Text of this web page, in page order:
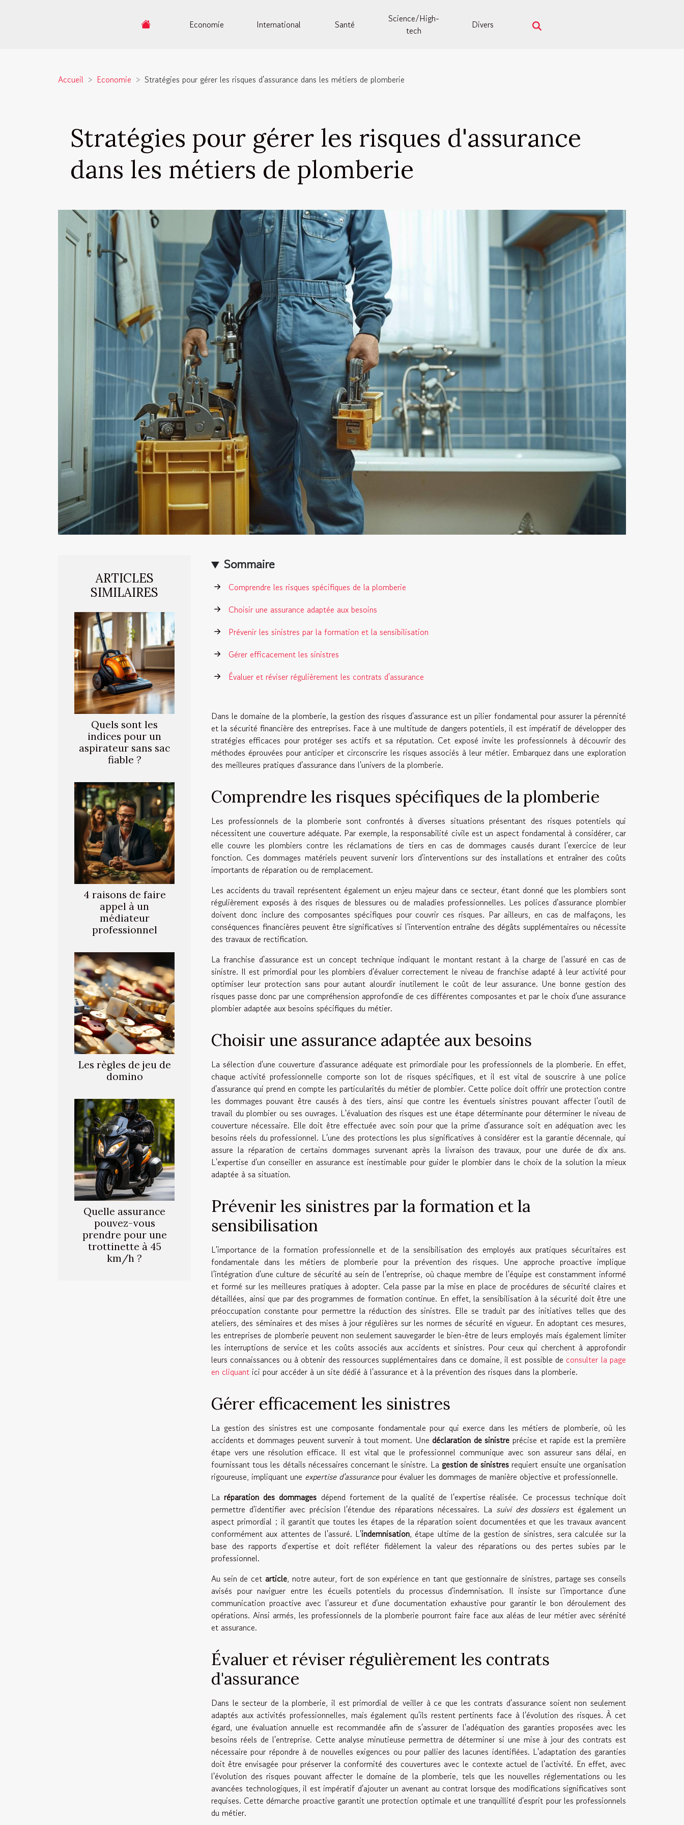
Economie International Santé
Science/High-
tech
Divers
Accueil Economie Stratégies pour gérer les risques d'assurance dans les métiers de plomberie
Stratégies pour gérer les risques d'assurance
dans les métiers de plomberie
ARTICLES
SIMILAIRES
Quels sont les
indices pour un
aspirateur sans sac
fiable ?
4 raisons de faire
appel à un
médiateur
professionnel
Les règles de jeu de
domino
Quelle assurance
pouvez-vous
prendre pour une
trottinette à 45
km/h ?
Sommaire
Comprendre les risques spécifiques de la plomberie
Choisir une assurance adaptée aux besoins
Prévenir les sinistres par la formation et la sensibilisation
Gérer efficacement les sinistres
Évaluer et réviser régulièrement les contrats d'assurance
Dans le domaine de la plomberie, la gestion des risques d'assurance est un pilier fondamental pour assurer la pérennité
et la sécurité financière des entreprises. Face à une multitude de dangers potentiels, il est impératif de développer des
stratégies efficaces pour protéger ses actifs et sa réputation. Cet exposé invite les professionnels à découvrir des
méthodes éprouvées pour anticiper et circonscrire les risques associés à leur métier. Embarquez dans une exploration
des meilleures pratiques d'assurance dans l'univers de la plomberie.
Comprendre les risques spécifiques de la plomberie
Les professionnels de la plomberie sont confrontés à diverses situations présentant des risques potentiels qui
nécessitent une couverture adéquate. Par exemple, la responsabilité civile est un aspect fondamental à considérer, car
elle couvre les plombiers contre les réclamations de tiers en cas de dommages causés durant l'exercice de leur
fonction. Ces dommages matériels peuvent survenir lors d'interventions sur des installations et entraîner des coûts
importants de réparation ou de remplacement.
Les accidents du travail représentent également un enjeu majeur dans ce secteur, étant donné que les plombiers sont
régulièrement exposés à des risques de blessures ou de maladies professionnelles. Les polices d'assurance plombier
doivent donc inclure des composantes spécifiques pour couvrir ces risques. Par ailleurs, en cas de malfaçons, les
conséquences financières peuvent être significatives si l'intervention entraîne des dégâts supplémentaires ou nécessite
des travaux de rectification.
La franchise d'assurance est un concept technique indiquant le montant restant à la charge de l'assuré en cas de
sinistre. Il est primordial pour les plombiers d'évaluer correctement le niveau de franchise adapté à leur activité pour
optimiser leur protection sans pour autant alourdir inutilement le coût de leur assurance. Une bonne gestion des
risques passe donc par une compréhension approfondie de ces différentes composantes et par le choix d'une assurance
plombier adaptée aux besoins spécifiques du métier.
Choisir une assurance adaptée aux besoins
La sélection d'une couverture d'assurance adéquate est primordiale pour les professionnels de la plomberie. En effet,
chaque activité professionnelle comporte son lot de risques spécifiques, et il est vital de souscrire à une police
d'assurance qui prend en compte les particularités du métier de plombier. Cette police doit offrir une protection contre
les dommages pouvant être causés à des tiers, ainsi que contre les éventuels sinistres pouvant affecter l'outil de
travail du plombier ou ses ouvrages. L'évaluation des risques est une étape déterminante pour déterminer le niveau de
couverture nécessaire. Elle doit être effectuée avec soin pour que la prime d'assurance soit en adéquation avec les
besoins réels du professionnel. L'une des protections les plus significatives à considérer est la garantie décennale, qui
assure la réparation de certains dommages survenant après la livraison des travaux, pour une durée de dix ans.
L'expertise d'un conseiller en assurance est inestimable pour guider le plombier dans le choix de la solution la mieux
adaptée à sa situation.
Prévenir les sinistres par la formation et la
sensibilisation
L'importance de la formation professionnelle et de la sensibilisation des employés aux pratiques sécuritaires est
fondamentale dans les métiers de plomberie pour la prévention des risques. Une approche proactive implique
l'intégration d'une culture de sécurité au sein de l'entreprise, où chaque membre de l'équipe est constamment informé
et formé sur les meilleures pratiques à adopter. Cela passe par la mise en place de procédures de sécurité claires et
détaillées, ainsi que par des programmes de formation continue. En effet, la sensibilisation à la sécurité doit être une
préoccupation constante pour permettre la réduction des sinistres. Elle se traduit par des initiatives telles que des
ateliers, des séminaires et des mises à jour régulières sur les normes de sécurité en vigueur. En adoptant ces mesures,
les entreprises de plomberie peuvent non seulement sauvegarder le bien-être de leurs employés mais également limiter
les interruptions de service et les coûts associés aux accidents et sinistres. Pour ceux qui cherchent à approfondir
leurs connaissances ou à obtenir des ressources supplémentaires dans ce domaine, il est possible de consulter la page
en cliquant ici pour accéder à un site dédié à l'assurance et à la prévention des risques dans la plomberie.
Gérer efficacement les sinistres
La gestion des sinistres est une composante fondamentale pour qui exerce dans les métiers de plomberie, où les
accidents et dommages peuvent survenir à tout moment. Une déclaration de sinistre précise et rapide est la première
étape vers une résolution efficace. Il est vital que le professionnel communique avec son assureur sans délai, en
fournissant tous les détails nécessaires concernant le sinistre. La gestion de sinistres requiert ensuite une organisation
rigoureuse, impliquant une expertise d'assurancepour évaluer les dommages de manière objective et professionnelle.
Laréparation des dommages dépend fortement de la qualité de l'expertise réalisée. Ce processus technique doit
permettre d'identifier avec précision l'étendue des réparations nécessaires. La suivi des dossiersest également un
aspect primordial ; il garantit que toutes les étapes de la réparation soient documentées et que les travaux avancent
conformément aux attentes de l'assuré. L'indemnisation, étape ultime de la gestion de sinistres, sera calculée sur la
base des rapports d'expertise et doit refléter fidèlement la valeur des réparations ou des pertes subies par le
professionnel.
Au sein de cet article, notre auteur, fort de son expérience en tant que gestionnaire de sinistres, partage ses conseils
avisés pour naviguer entre les écueils potentiels du processus d'indemnisation. Il insiste sur l'importance d'une
communication proactive avec l'assureur et d'une documentation exhaustive pour garantir le bon déroulement des
opérations. Ainsi armés, les professionnels de la plomberie pourront faire face aux aléas de leur métier avec sérénité
et assurance.
Évaluer et réviser régulièrement les contrats
d'assurance
Dans le secteur de la plomberie, il est primordial de veiller à ce que les contrats d'assurance soient non seulement
adaptés aux activités professionnelles, mais également qu'ils restent pertinents face à l'évolution des risques. À cet
égard, une évaluation annuelle est recommandée afin de s'assurer de l'adéquation des garanties proposées avec les
besoins réels de l'entreprise. Cette analyse minutieuse permettra de déterminer si une mise à jour des contrats est
nécessaire pour répondre à de nouvelles exigences ou pour pallier des lacunes identifiées. L'adaptation des garanties
doit être envisagée pour préserver la conformité des couvertures avec le contexte actuel de l'activité. En effet, avec
l'évolution des risques pouvant affecter le domaine de la plomberie, tels que les nouvelles réglementations ou les
avancées technologiques, il est impératif d'ajouter un avenant au contrat lorsque des modifications significatives sont
requises. Cette démarche proactive garantit une protection optimale et une tranquillité d'esprit pour les professionnels
du métier.